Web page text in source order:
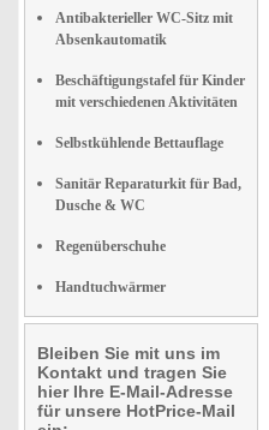
Antibakterieller WC-Sitz mit
Absenkautomatik
Beschäftigungstafel für Kinder
mit verschiedenen Aktivitäten
Selbstkühlende Bettauflage
Sanitär Reparaturkit für Bad,
Dusche & WC
Regenüberschuhe
Handtuchwärmer
Bleiben Sie mit uns im
Kontakt und tragen Sie
hier Ihre E-Mail-Adresse
für unsere HotPrice-Mail